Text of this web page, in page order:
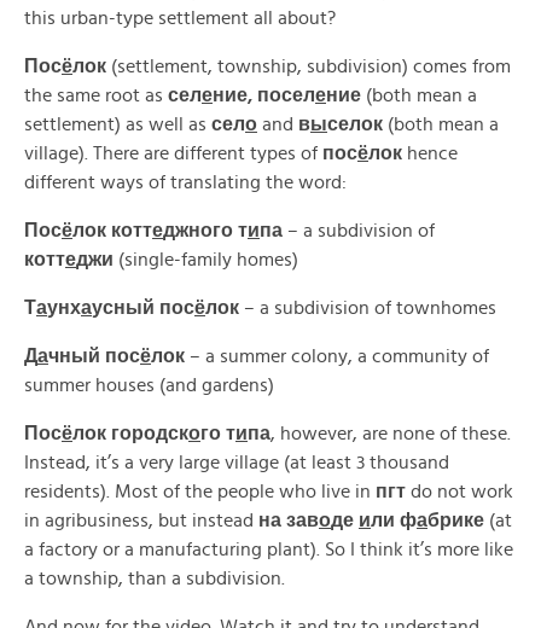
this urban-type settlement all about?
Посёлок (settlement, township, subdivision) comes from
the same root as селение, поселение (both mean a
settlement) as well as село and выселок (both mean a
village). There are different types of посёлок hence
different ways of translating the word:
Посёлок коттеджного типа – a subdivision of
коттеджи (single-family homes)
Таунхаусный посёлок – a subdivision of townhomes
Дачный посёлок – a summer colony, a community of
summer houses (and gardens)
Посёлок городского типа, however, are none of these.
Instead, it’s a very large village (at least 3 thousand
residents). Most of the people who live in пгт do not work
in agribusiness, but instead на заводе или фабрике (at
a factory or a manufacturing plant). So I think it’s more like
a township, than a subdivision.